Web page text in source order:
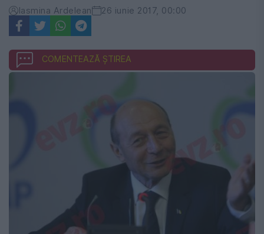
ZileiIasmina Ardelean 26 iunie 2017, 00:00
COMENTEAZĂ ȘTIREA